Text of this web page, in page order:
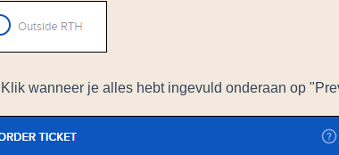
Klik wanneer je alles hebt ingevuld onderaan op